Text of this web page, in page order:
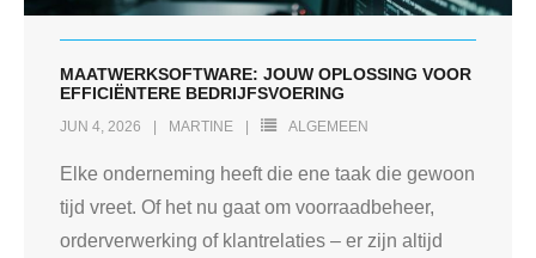
MAATWERKSOFTWARE: JOUW OPLOSSING VOOR
EFFICIËNTERE BEDRIJFSVOERING
JUN 4, 2026 MARTINE ALGEMEEN
Elke onderneming heeft die ene taak die gewoon
tijd vreet. Of het nu gaat om voorraadbeheer,
orderverwerking of klantrelaties – er zijn altijd